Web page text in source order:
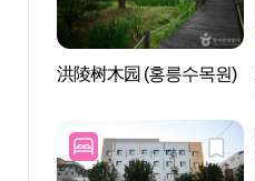
洪陵树木园 (홍릉수목원)